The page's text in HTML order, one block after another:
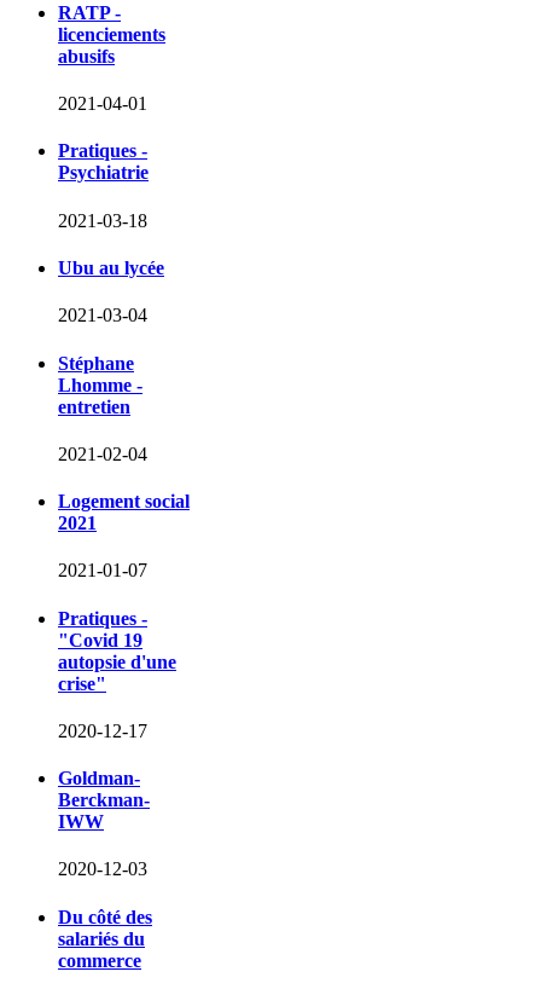
RATP -
licenciements
abusifs
2021-04-01
Pratiques -
Psychiatrie
2021-03-18
Ubu au lycée
2021-03-04
Stéphane
Lhomme -
entretien
2021-02-04
Logement social
2021
2021-01-07
Pratiques -
"Covid 19
autopsie d'une
crise"
2020-12-17
Goldman-
Berckman-
IWW
2020-12-03
Du côté des
salariés du
commerce